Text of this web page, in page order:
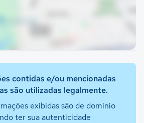
contidas e/ou mencionadas
são utilizadas legalmente.
exibidas são de domínio
ter sua autenticidade